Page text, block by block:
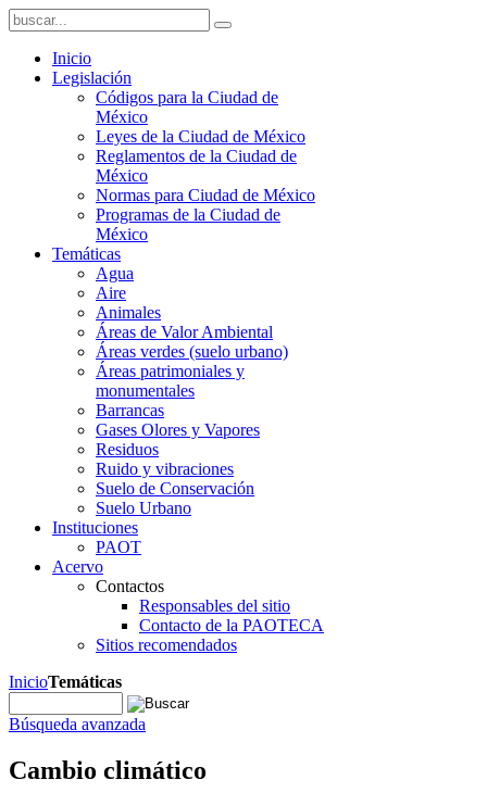
Inicio
Legislación
Códigos para la Ciudad de
México
Leyes de la Ciudad de México
Reglamentos de la Ciudad de
México
Normas para Ciudad de México
Programas de la Ciudad de
México
Temáticas
Agua
Aire
Animales
Áreas de Valor Ambiental
Áreas verdes (suelo urbano)
Áreas patrimoniales y
monumentales
Barrancas
Gases Olores y Vapores
Residuos
Ruido y vibraciones
Suelo de Conservación
Suelo Urbano
Instituciones
PAOT
Acervo
Contactos
Responsables del sitio
Contacto de la PAOTECA
Sitios recomendados
InicioTemáticas
Búsqueda avanzada
Cambio climático